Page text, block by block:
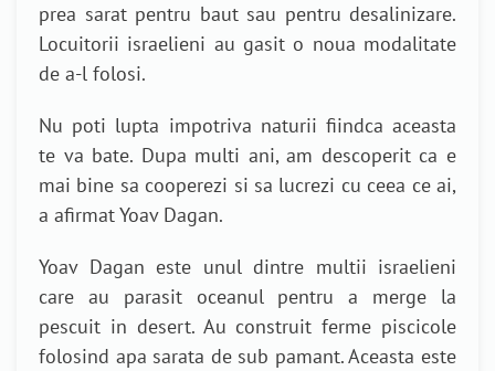
prea sarat pentru baut sau pentru desalinizare.
Locuitorii israelieni au gasit o noua modalitate
de a-l folosi.
Nu poti lupta impotriva naturii fiindca aceasta
te va bate. Dupa multi ani, am descoperit ca e
mai bine sa cooperezi si sa lucrezi cu ceea ce ai,
a afirmat Yoav Dagan.
Yoav Dagan este unul dintre multii israelieni
care au parasit oceanul pentru a merge la
pescuit in desert. Au construit ferme piscicole
folosind apa sarata de sub pamant. Aceasta este